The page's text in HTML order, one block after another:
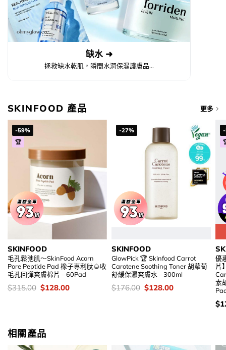
缺水 ➜
拯救缺水乾肌，瞬間水潤保濕護膚品...
SKINFOOD 產品 更多
-59%
🏆
SKINFOOD
毛孔鬆弛肌～SkinFood Acorn
Pore Peptide Pad 橡子專利肽🌰收
毛孔回彈爽膚棉片 – 60Pad
價
錢：
$315.00 Original
price
$128.00Current
-27%
SKINFOOD
GlowPick 🏆 Skinfood Carrot
Carotene Soothing Toner 胡蘿蔔
舒緩保濕爽膚水 – 300ml
價
錢：
$176.00 Original
price
$128.00Current
優
片
素
價
錢
$
相關產品